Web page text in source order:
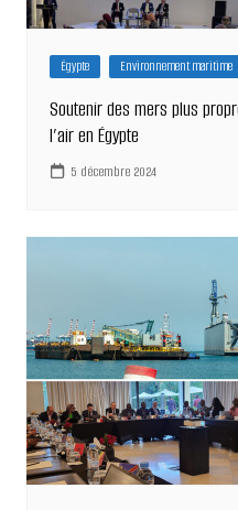
Égypte Environnement maritime
Soutenir des mers plus
l’air en Égypte
5 décembre 2024